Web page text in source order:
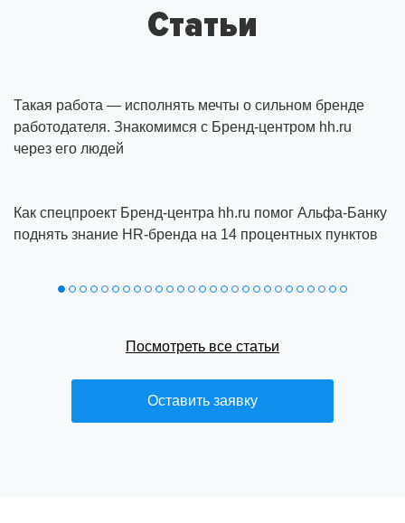
Статьи
Такая работа — исполнять мечты о сильном бренде
работодателя. Знакомимся с Бренд-центром hh.ru
через его людей
Как спецпроект Бренд‑центра hh.ru помог Альфа‑Банку
поднять знание HR‑бренда на 14 процентных пунктов
Посмотреть все статьи
Оставить заявку